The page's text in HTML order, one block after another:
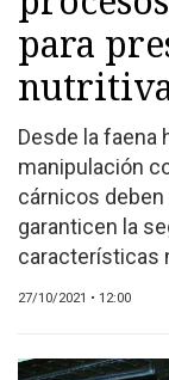
ARTICULOS
PROCESO
NUEVOS
REVISTAS
DE CARNE
para
Desde la faena
manipulación
cárnicos
garanticen la
características
27/10/2021 • 12:00